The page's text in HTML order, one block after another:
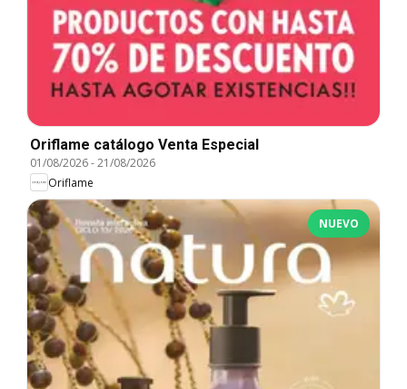
Oriflame catálogo Venta Especial
01/08/2026-21/08/2026
Oriflame
NUEVO